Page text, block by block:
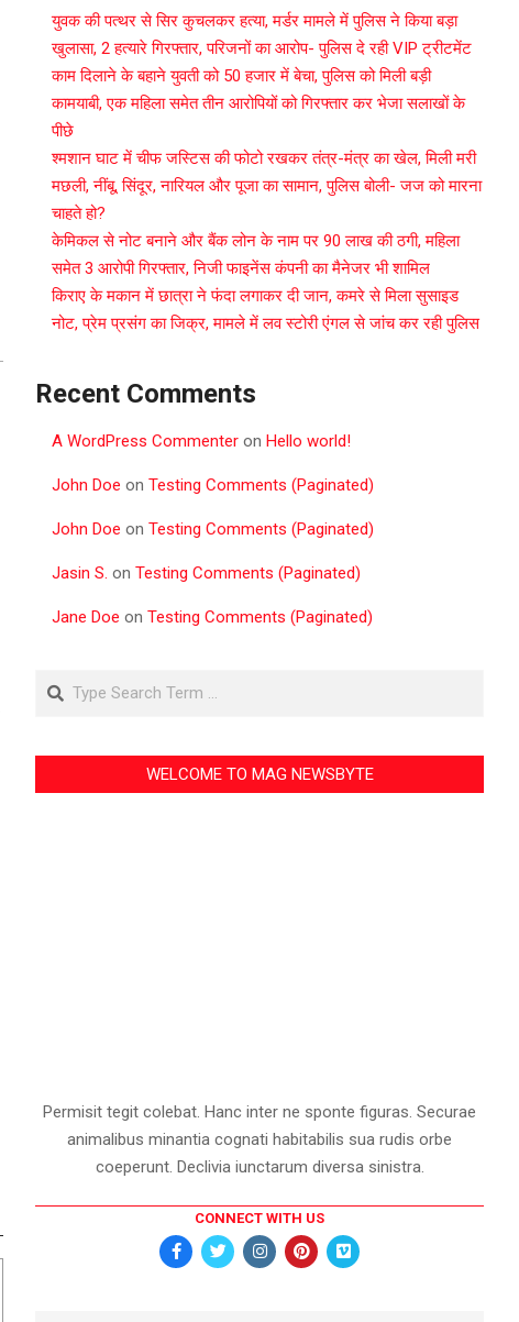
युवक की पत्थर से सिर कुचलकर हत्या, मर्डर मामले में पुलिस ने किया बड़ा
खुलासा, 2 हत्यारे गिरफ्तार, परिजनों का आरोप- पुलिस दे रही VIP ट्रीटमेंट
काम दिलाने के बहाने युवती को 50 हजार में बेचा, पुलिस को मिली बड़ी
कामयाबी, एक महिला समेत तीन आरोपियों को गिरफ्तार कर भेजा सलाखों के
पीछे
श्मशान घाट में चीफ जस्टिस की फोटो रखकर तंत्र-मंत्र का खेल, मिली मरी
मछली, नींबू, सिंदूर, नारियल और पूजा का सामान, पुलिस बोली- जज को मारना
चाहते हो?
केमिकल से नोट बनाने और बैंक लोन के नाम पर 90 लाख की ठगी, महिला
समेत 3 आरोपी गिरफ्तार, निजी फाइनेंस कंपनी का मैनेजर भी शामिल
किराए के मकान में छात्रा ने फंदा लगाकर दी जान, कमरे से मिला सुसाइड
नोट, प्रेम प्रसंग का जिक्र, मामले में लव स्टोरी एंगल से जांच कर रही पुलिस
Recent Comments
A WordPress Commenter on Hello world!
John Doe on Testing Comments (Paginated)
John Doe on Testing Comments (Paginated)
Jasin S. on Testing Comments (Paginated)
Jane Doe on Testing Comments (Paginated)
Search
WELCOME TO MAG NEWSBYTE
Permisit tegit colebat. Hanc inter ne sponte figuras. Securae
animalibus minantia cognati habitabilis sua rudis orbe
coeperunt. Declivia iunctarum diversa sinistra.
CONNECT WITH US